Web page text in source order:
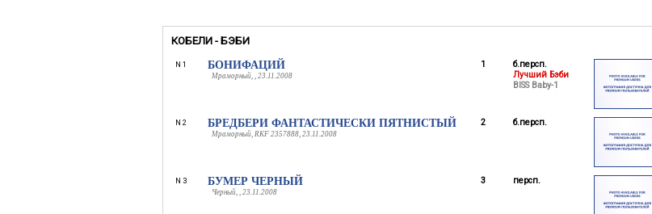
КОБЕЛИ - БЭБИ
N 1 БОНИФАЦИЙ
Мраморный, , 23.11.2008
1
б.персп.
Лучший Бэби
BISS Baby-1
N 2 БРЕДБЕРИ ФАНТАСТИЧЕСКИ ПЯТНИСТЫЙ
Мраморный, RKF 2357888, 23.11.2008
2 б.персп.
N 3 БУМЕР ЧЕРНЫЙ
Черный, , 23.11.2008
3 персп.